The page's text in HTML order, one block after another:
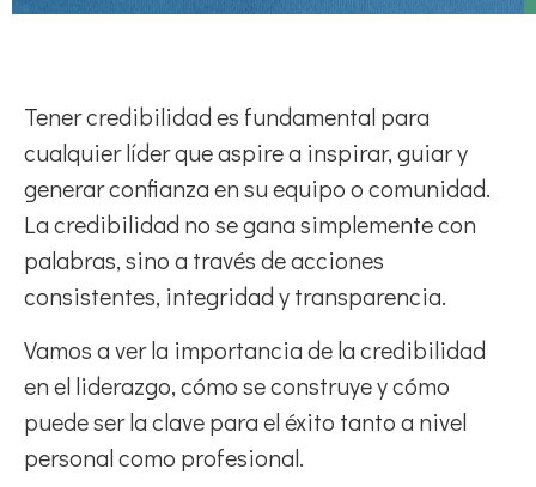
Tener credibilidad es fundamental para
cualquier líder que aspire a inspirar, guiar y
generar confianza en su equipo o comunidad.
La credibilidad no se gana simplemente con
palabras, sino a través de acciones
consistentes, integridad y transparencia.
Vamos a ver la importancia de la credibilidad
en el liderazgo, cómo se construye y cómo
puede ser la clave para el éxito tanto a nivel
personal como profesional.